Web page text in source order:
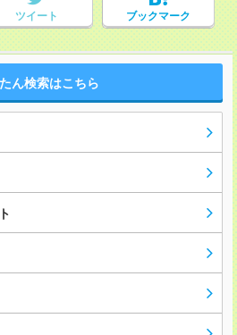
ツイート ブックマーク
ん検索はこちら